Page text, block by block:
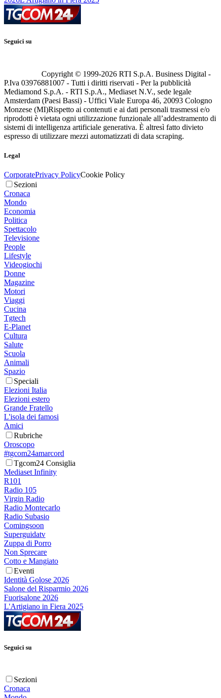
Seguici su
Copyright © 1999-2026 RTI S.p.A. Business Digital -
P.Iva 03976881007 - Tutti i diritti riservati - Per la pubblicità
Mediamond S.p.A. - RTI S.p.A., Mediaset N.V., sede legale
Amsterdam (Paesi Bassi) - Uffici Viale Europa 46, 20093 Cologno
Monzese (MI)Rispetto ai contenuti e ai dati personali trasmessi e/o
riprodotti è vietata ogni utilizzazione funzionale all’addestramento di
sistemi di intelligenza artificiale generativa. È altresì fatto divieto
espresso di utilizzare mezzi automatizzati di data scraping.
Legal
CorporatePrivacy PolicyCookie Policy
Sezioni
Cronaca
Mondo
Economia
Politica
Spettacolo
Televisione
People
Lifestyle
Videogiochi
Donne
Magazine
Motori
Viaggi
Cucina
Tgtech
E-Planet
Cultura
Salute
Scuola
Animali
Spazio
Speciali
Elezioni Italia
Elezioni estero
Grande Fratello
L'isola dei famosi
Amici
Rubriche
Oroscopo
#tgcom24amarcord
Tgcom24 Consiglia
Mediaset Infinity
R101
Radio 105
Virgin Radio
Radio Montecarlo
Radio Subasio
Comingsoon
Superguidatv
Zuppa di Porro
Non Sprecare
Cotto e Mangiato
Eventi
Identità Golose 2026
Salone del Risparmio 2026
Fuorisalone 2026
L'Artigiano in Fiera 2025
Seguici su
Sezioni
Cronaca